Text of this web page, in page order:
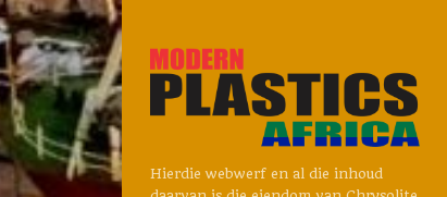
Hierdie webwerf en al die inhoud